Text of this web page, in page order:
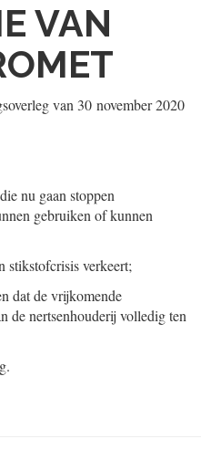
VAN
van 30 november 2020
nu gaan stoppen
gebruiken of kunnen
stikstofcrisis verkeert;
dat de vrijkomende
de nertsenhouderij volledig ten